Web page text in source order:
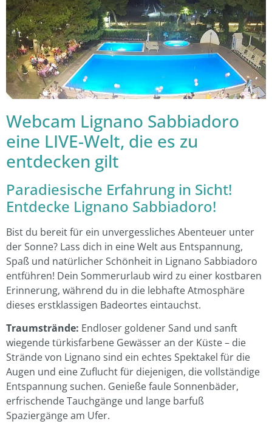
Webcam Lignano Sabbiadoro
eine LIVE-Welt, die es zu
entdecken gilt
Paradiesische Erfahrung in Sicht!
Entdecke Lignano Sabbiadoro!
Bist du bereit für ein unvergessliches Abenteuer unter
der Sonne? Lass dich in eine Welt aus Entspannung,
Spaß und natürlicher Schönheit in Lignano Sabbiadoro
entführen! Dein Sommerurlaub wird zu einer kostbaren
Erinnerung, während du in die lebhafte Atmosphäre
dieses erstklassigen Badeortes eintauchst.
Traumstrände: Endloser goldener Sand und sanft
wiegende türkisfarbene Gewässer an der Küste – die
Strände von Lignano sind ein echtes Spektakel für die
Augen und eine Zuflucht für diejenigen, die vollständige
Entspannung suchen. Genieße faule Sonnenbäder,
erfrischende Tauchgänge und lange barfuß
Spaziergänge am Ufer.